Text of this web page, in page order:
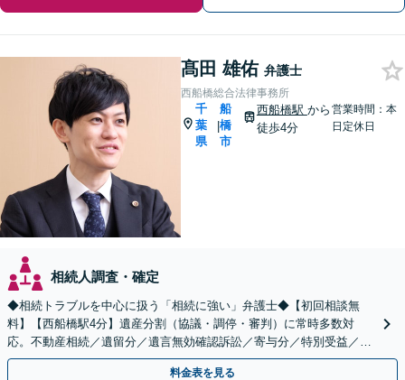
髙田 雄佑 弁護士
西船橋総合法律事務所
千
葉
県
|
船
橋
市
西船橋駅 から
徒歩4分
営業時間：本
日定休日
相続人調査・確定
◆相続トラブルを中心に扱う「相続に強い」弁護士◆【初回相談無
料】【西船橋駅4分】遺産分割（協議・調停・審判）に常時多数対
応。不動産相続／遺留分／遺言無効確認訴訟／寄与分／特別受益／使
途不明金など複雑な案件もお任せください【夜間・土日相談◎】
料金表を見る